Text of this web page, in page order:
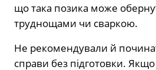
що така позика може
труднощами чи сваркою.
Не рекомендували й
справи без підготовки.